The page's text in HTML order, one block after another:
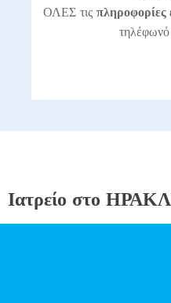
ΟΛΕΣ τις πληροφορίες
Ιατρείο στο